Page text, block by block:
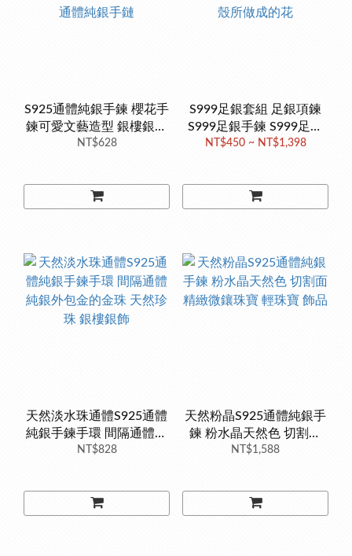
S925通體純銀手鍊 櫻花手
鍊可愛文藝造型 銀樓銀飾
抖音時尚 流行森林系 通體
NT$628
S999足銀套組 足銀項鍊
S999足銀手鍊 S999足銀
耳環 精美鋯石搭配著白貝
NT$450 ~ NT$1,398
天然淡水珠通體S925通體
純銀手鍊手環 間隔通體純
銀外包金的金珠 天然珍珠
NT$828
天然粉晶S925通體純銀手
鍊 粉水晶天然色 切割面
精緻微鑲珠寶 輕珠寶 飾品
NT$1,588